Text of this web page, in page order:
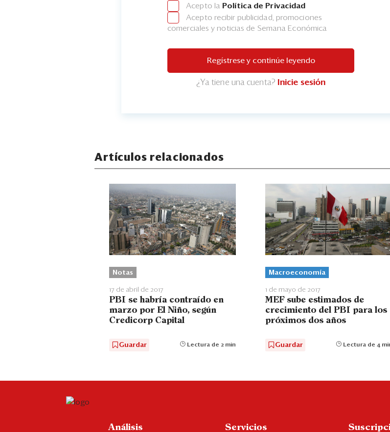
Acepto la Política de Privacidad
Acepto recibir publicidad, promociones
comerciales y noticias de Semana Económica
Regístrese y continúe leyendo
¿Ya tiene una cuenta? Inicie sesión
Artículos relacionados
Notas
17 de abril de 2017
PBI se habría contraído en
marzo por El Niño, según
Credicorp Capital
Guardar Lectura de 2 min
Macroeconomía
1 de mayo de 2017
MEF sube estimados de
crecimiento del PBI para los
próximos dos años
Guardar Lectura de 4
Análisis Servicios